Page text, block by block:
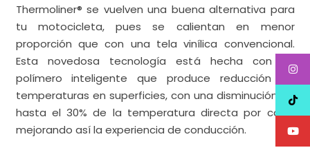
Thermoliner® se vuelven una buena alternativa para
tu motocicleta, pues se calientan en menor
proporción que con una tela vinílica convencional.
Esta novedosa tecnología está hecha con un
polímero inteligente que produce reducción de
temperaturas en superficies, con una disminución de
hasta el 30% de la temperatura directa por calor,
mejorando así la experiencia de conducción.